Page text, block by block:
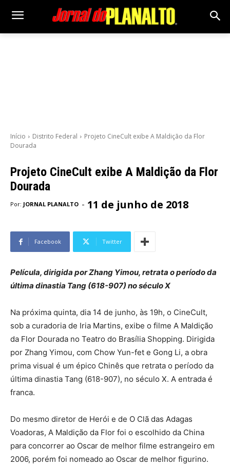
Início Distrito Federal
Projeto CineCult exibe A Maldição da Flor
Dourada
Projeto CineCult exibe A Maldição da Flor
Dourada
Por: JORNAL PLANALTO - 11 de junho de 2018
Facebook Twitter
Película, dirigida por Zhang Yimou, retrata o período da
última dinastia Tang (618-907) no século X
Na próxima quinta, dia 14 de junho, às 19h, o CineCult,
sob a curadoria de Iria Martins, exibe o filme A Maldição
da Flor Dourada no Teatro do Brasília Shopping. Dirigida
por Zhang Yimou, com Chow Yun-fet e Gong Li, a obra
prima visual é um épico Chinês que retrata o período da
última dinastia Tang (618-907), no século X. A entrada é
franca.
Do mesmo diretor de Herói e de O Clã das Adagas
Voadoras, A Maldição da Flor foi o escolhido da China
para concorrer ao Oscar de melhor filme estrangeiro em
2006, porém foi nomeado ao Oscar de melhor figurino.